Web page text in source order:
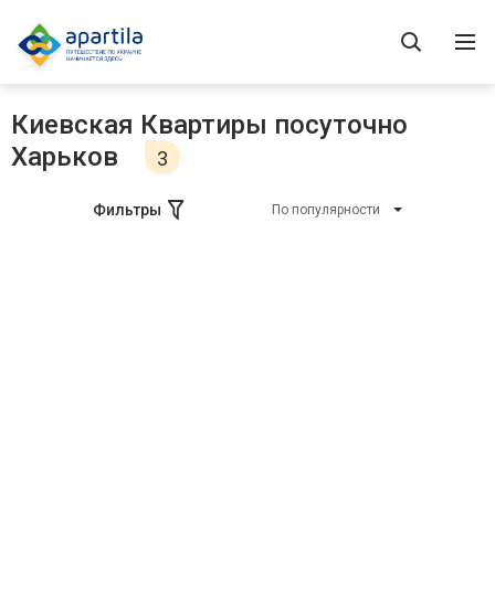
Киевская Квартиры посуточно
Харьков
3
Фильтры По популярности